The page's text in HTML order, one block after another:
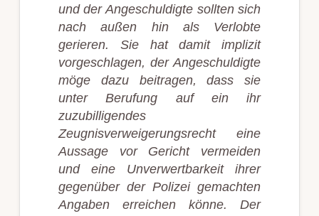
und der Angeschuldigte sollten sich
nach außen hin als Verlobte
gerieren. Sie hat damit implizit
vorgeschlagen, der Angeschuldigte
möge dazu beitragen, dass sie
unter Berufung auf ein ihr
zuzubilligendes
Zeugnisverweigerungsrecht eine
Aussage vor Gericht vermeiden
und eine Unverwertbarkeit ihrer
gegenüber der Polizei gemachten
Angaben erreichen könne. Der